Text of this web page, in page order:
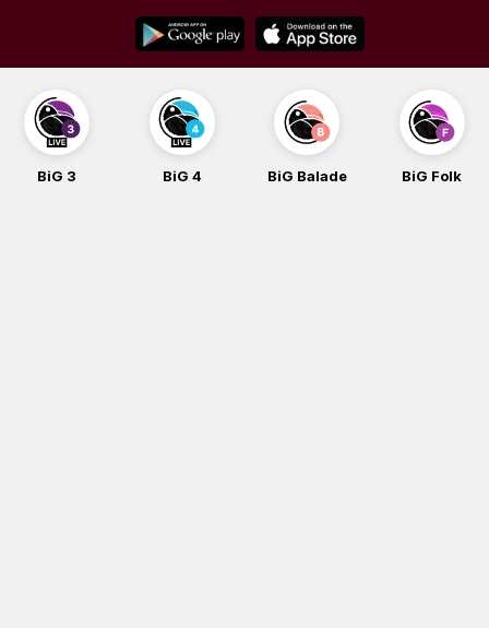
content
BiG Balade BiG Folk